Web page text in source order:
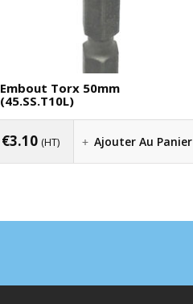
Embout Torx 50mm
(45.SS.T10L)
€3.10 (HT) Ajouter Au Panier